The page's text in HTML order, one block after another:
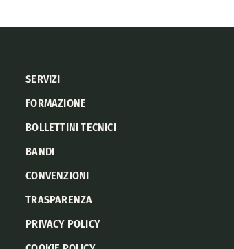
SERVIZI
FORMAZIONE
BOLLETTINI TECNICI
BANDI
CONVENZIONI
TRASPARENZA
PRIVACY POLICY